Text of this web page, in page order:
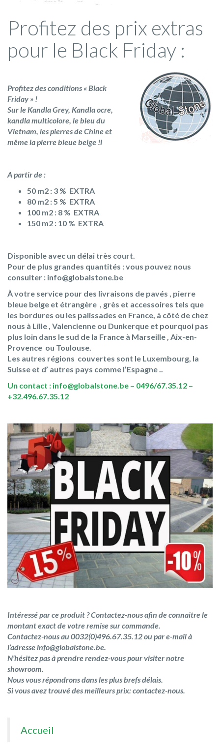
Profitez des prix extras
pour le Black Friday :
Profitez des conditions « Black
Friday » !
Sur le Kandla Grey, Kandla ocre,
kandla multicolore, le bleu du
Vietnam, les pierres de Chine et
même la pierre bleue belge !l
A partir de :
50 m2 : 3 % EXTRA
80 m2 : 5 % EXTRA
100 m2 : 8 % EXTRA
150 m2 : 10 % EXTRA
Disponible avec un délai très court.
Pour de plus grandes quantités : vous pouvez nous
consulter : info@globalstone.be
À votre service pour des livraisons de pavés , pierre
bleue belge et étrangère , grès et accessoires tels que
les bordures ou les palissades en France, à côté de chez
nous à Lille , Valencienne ou Dunkerque et pourquoi pas
plus loin dans le sud de la France à Marseille , Aix-en-
Provence ou Toulouse.
Les autres régions couvertes sont le Luxembourg, la
Suisse et d’ autres pays comme l’Espagne ..
Un contact : info@globalstone.be – 0496/67.35.12 –
+32.496.67.35.12
Intéressé par ce produit ? Contactez-nous afin de connaitre le
montant exact de votre remise sur commande.
Contactez-nous au 0032(0)496.67.35.12 ou par e-mail à
l’adresse info@globalstone.be.
N’hésitez pas à prendre rendez-vous pour visiter notre
showroom.
Nous vous répondrons dans les plus brefs délais.
Si vous avez trouvé des meilleurs prix: contactez-nous.
Accueil